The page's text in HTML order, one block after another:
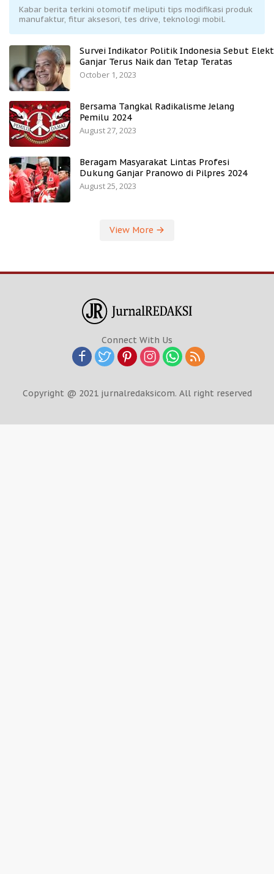
Kabar berita terkini otomotif meliputi tips modifikasi produk
manufaktur, fitur aksesori, tes drive, teknologi mobil.
Survei Indikator Politik Indonesia Sebut
Ganjar Terus Naik dan Tetap Teratas
October 1, 2023
Bersama Tangkal Radikalisme Jelang
Pemilu 2024
August 27, 2023
Beragam Masyarakat Lintas Profesi
Dukung Ganjar Pranowo di Pilpres 2024
August 25, 2023
View More
Connect With Us
Copyright @ 2021 jurnalredaksicom. All right reserved